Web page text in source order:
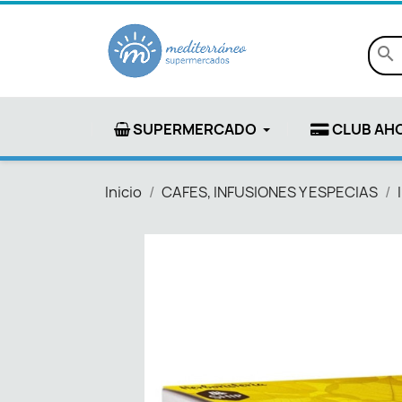
search
SUPERMERCADO CLUB
Inicio CAFES, INFUSIONES Y ESPECIAS